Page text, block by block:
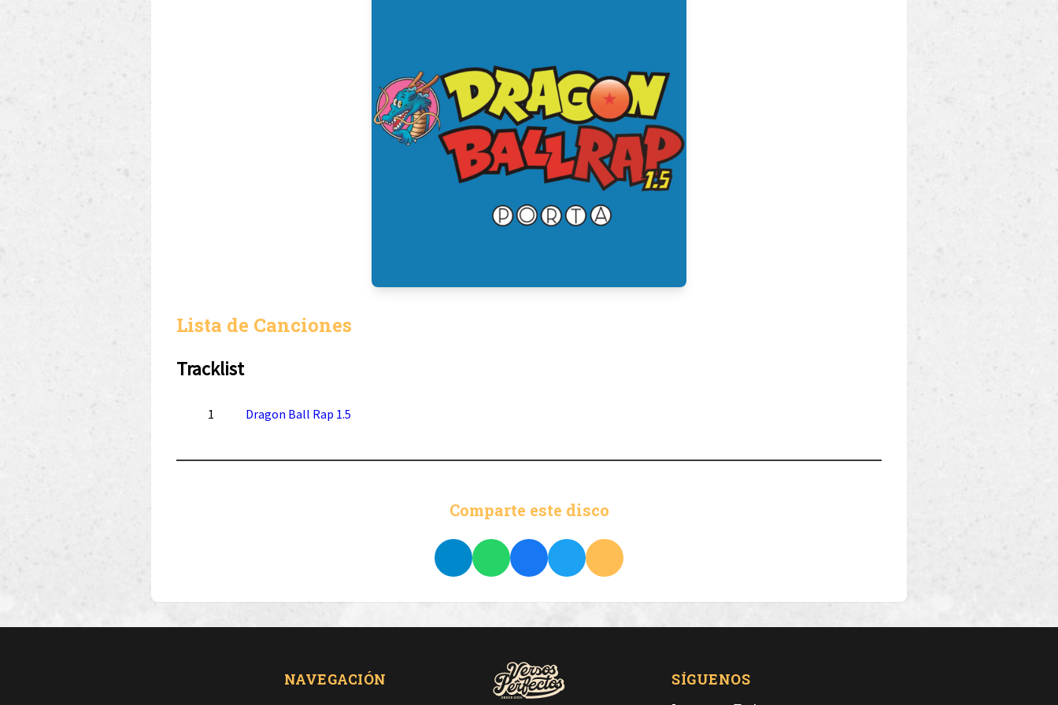
Lista de Canciones
Tracklist
1 Dragon Ball Rap 1.5
Comparte este disco
NAVEGACIÓN SÍGUENOS